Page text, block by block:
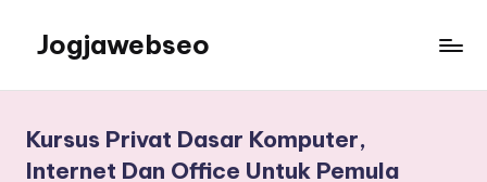
Jogjawebseo
Kursus Privat Dasar Komputer,
Internet Dan Office Untuk Pemula